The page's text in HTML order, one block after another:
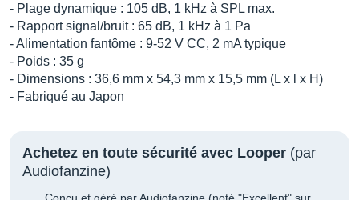
- Plage dynamique : 105 dB, 1 kHz à SPL max.
- Rapport signal/bruit : 65 dB, 1 kHz à 1 Pa
- Alimentation fantôme : 9-52 V CC, 2 mA typique
- Poids : 35 g
- Dimensions : 36,6 mm x 54,3 mm x 15,5 mm (L x l x H)
- Fabriqué au Japon
Achetez en toute sécurité avec Looper (par
Audiofanzine)
Conçu et géré par Audiofanzine (noté "Excellent" sur